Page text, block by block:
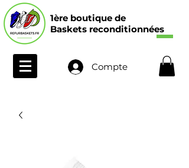
1ère boutique de
Baskets reconditionnées
Compte